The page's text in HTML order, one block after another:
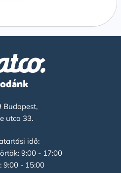
Budapest,
utca 33.
idő:
9:00 - 17:00
9:00 - 15:00